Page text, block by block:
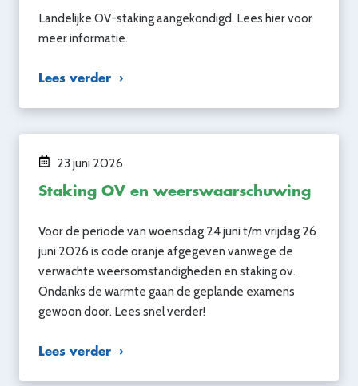
Landelijke OV-staking aangekondigd. Lees hier voor
meer informatie.
Lees verder
23 juni 2026
Staking OV en weerswaarschuwing
Voor de periode van woensdag 24 juni t/m vrijdag 26
juni 2026 is code oranje afgegeven vanwege de
verwachte weersomstandigheden en staking ov.
Ondanks de warmte gaan de geplande examens
gewoon door. Lees snel verder!
Lees verder